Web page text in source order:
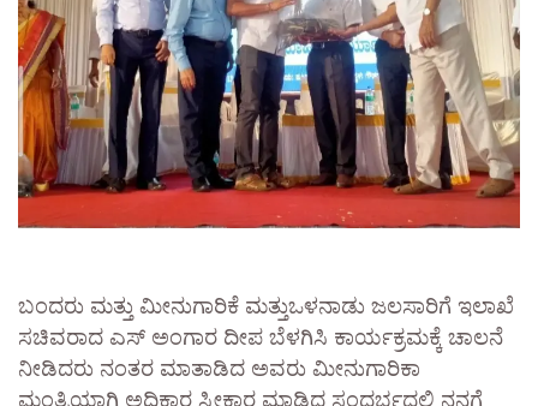
ಬಂದರು ಮತ್ತು ಮೀನುಗಾರಿಕೆ ಮತ್ತುಒಳನಾಡು ಜಲಸಾರಿಗೆ ಇಲಾಖೆ
ಸಚಿವರಾದ ಎಸ್ ಅಂಗಾರ ದೀಪ ಬೆಳಗಿಸಿ ಕಾರ್ಯಕ್ರಮಕ್ಕೆ ಚಾಲನೆ
ನೀಡಿದರು ನಂತರ ಮಾತಾಡಿದ ಅವರು ಮೀನುಗಾರಿಕಾ
ಮಂತ್ರಿಯಾಗಿ ಅಧಿಕಾರ ಸ್ವೀಕಾರ ಮಾಡಿದ ಸಂದರ್ಭದಲ್ಲಿ ನನಗೆ